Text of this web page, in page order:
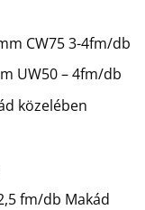
CW75 3-4fm/db
UW50 – 4fm/db
közelében
fm/db Makád